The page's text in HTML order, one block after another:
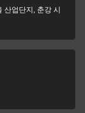
업단지, 춘강 시